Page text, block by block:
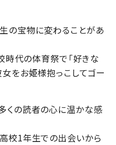
の宝物に変わることがあ
時代の体育祭で「好きな
をお姫様抱っこしてゴー
くの読者の心に温かな感
校1年生での出会いから